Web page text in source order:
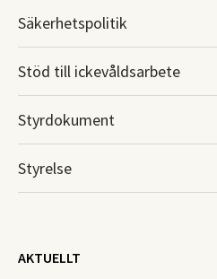
Säkerhetspolitik
Stöd till ickevåldsarbete
Styrdokument
Styrelse
AKTUELLT